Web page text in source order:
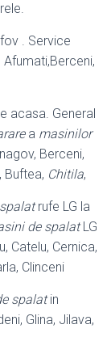
. Service
acasa. General
a masinilor
Berceni,
Buftea, Chitila,
rufe LG la
de spalatLG
Catelu, Cernica,
Clinceni
spalatin
Glina, Jilava,